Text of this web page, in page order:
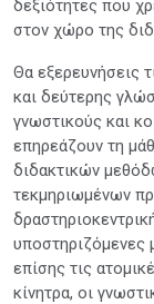
δεξιότητες που
στον χώρο της
Θα εξερευνήσεις
και δεύτερης
γνωστικούς και
επηρεάζουν τη
διδακτικών
τεκμηριωμένων
υποστηριζόμενες
επίσης τις
κίνητρα, οι